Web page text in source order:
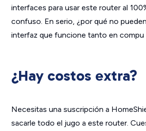
interfaces para usar este router al
confuso. En serio, ¿por qué no
interfaz que funcione tanto en compu
¿Hay costos extra?
Necesitas una suscripción a
sacarle todo el jugo a este router.